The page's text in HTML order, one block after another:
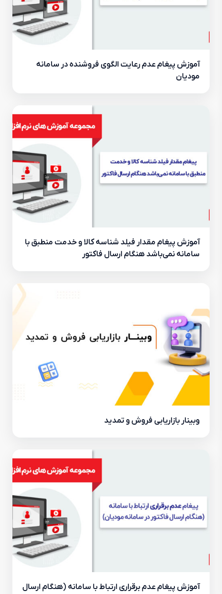
آموزش پیغام عدم رعایت الگوی فروشنده در سامانه
مودیان
آموزش پیغام مقدار فیلد شناسه کالا و خدمت منطبق با
سامانه نمی‌باشد هنگام ارسال فاکتور
وبینار بازاریابی فروش و تمدید
آموزش پیغام عدم برقراری ارتباط با سامانه (هنگام ارسال